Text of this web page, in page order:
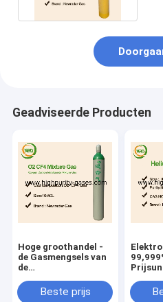
Geadviseerde Producten
Hoge groothandel -
de Gasmengsels van
de
Beste prijs